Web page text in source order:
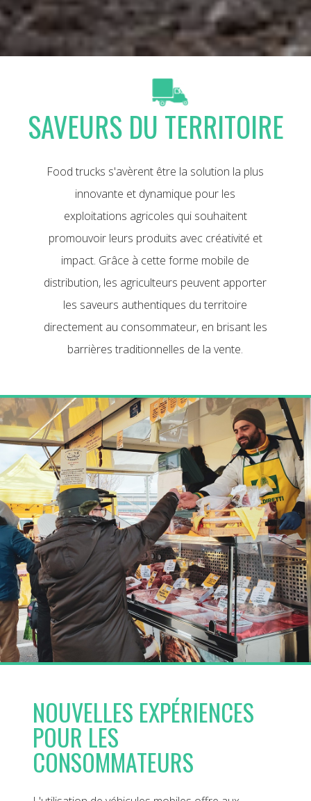
SAVEURS DU TERRITOIRE
Food trucks s'avèrent être la solution la plus
innovante et dynamique pour les
exploitations agricoles qui souhaitent
promouvoir leurs produits avec créativité et
impact. Grâce à cette forme mobile de
distribution, les agriculteurs peuvent apporter
les saveurs authentiques du territoire
directement au consommateur, en brisant les
barrières traditionnelles de la vente.
NOUVELLES EXPÉRIENCES
POUR LES
CONSOMMATEURS